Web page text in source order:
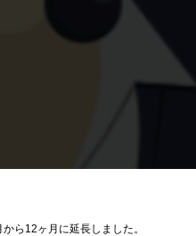
ら12ヶ月に延長しました。